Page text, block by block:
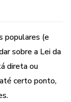
populares (e
sobre a Lei da
direta ou
certo ponto,